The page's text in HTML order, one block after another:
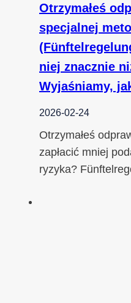
Otrzymałeś
specjalnej
niej znacznie
Wyjaśniamy,
2026-02-24
Otrzymałeś
zapłacić mniej
ryzyka?